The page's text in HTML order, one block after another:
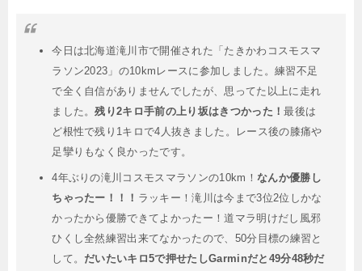
今日は北海道滝川市で開催された「たきかわコスモスマ
ラソン2023」の10kmレースに参加しました。練習不足
で全く自信がありませんでしたが、思ってた以上に走れ
ました。残り2キロ手前の上り坂はきつかった！最後は
ど根性で残り1キロで4人抜きました。レース後の膝痛や
足攣りもなく良かったです。
4年ぶりの滝川コスモスマラソンの10km！ なんか優勝し
ちゃったー！！！ ラッキー！滝川は今まで3位2位しかな
かったから優勝できてよかったー！道マラ明けだし風邪
ひくし全然練習出来てなかったので、50分目標の練習と
して。 だいたいキロ5で押せたしGarminだと49分48秒だ